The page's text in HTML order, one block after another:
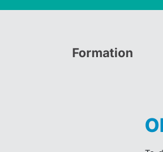
Formation